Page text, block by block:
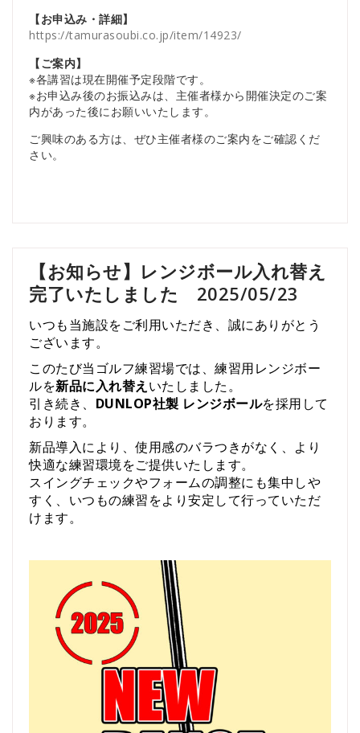
【お申込み・詳細】
https://tamurasoubi.co.jp/item/14923/
【ご案内】
※各講習は現在開催予定段階です。
※お申込み後のお振込みは、主催者様から開催決定のご案
内があった後にお願いいたします。
ご興味のある方は、ぜひ主催者様のご案内をご確認くだ
さい。
【お知らせ】レンジボール入れ替え
完了いたしました 2025/05/23
いつも当施設をご利用いただき、 誠にありがとう
ござい ます。
このたび当 ゴルフ練習場では、 練習用レンジボー
ルを新品に入れ替え いた しま した。
引き続き、 DUNLOP社製 レンジボールを採用 して
おり ます。
新品導入により、 使用感のバラつきがなく、 より
快適な練習環境をご提供いた し ます。
スイングチェックやフォームの調整に も集中 しや
すく、 いつもの練習をより安定して行っていただ
け ます。